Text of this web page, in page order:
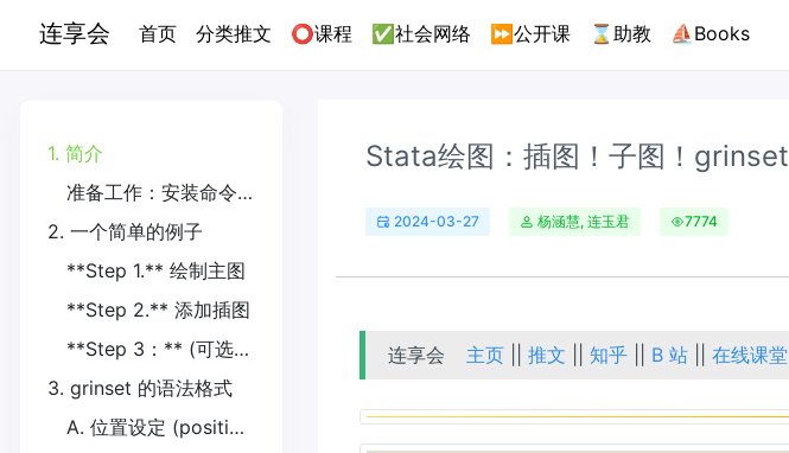
连享会 首页(current)
分类推文 ⭕课程 ✅社会网络 ⏩公开课 ⌛助教 ⛵Books
1. 简介
准备工作：安装命令和绘图设置
2. 一个简单的例子
**Step 1.** 绘制主图
**Step 2.** 添加插图
**Step 3：** (可选) 添加更多的插图
3. grinset 的语法格式
A. 位置设定 (position)
Stata绘图：插图！子图！grinset
2024-03-27 杨涵慧, 连玉君 7774
连享会 主页 ||推文 ||知乎 B 站 ||在线课堂